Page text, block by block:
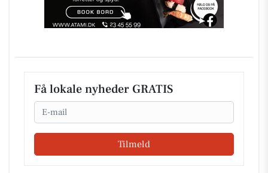
Få lokale nyheder GRATIS
Email
Tilmeld